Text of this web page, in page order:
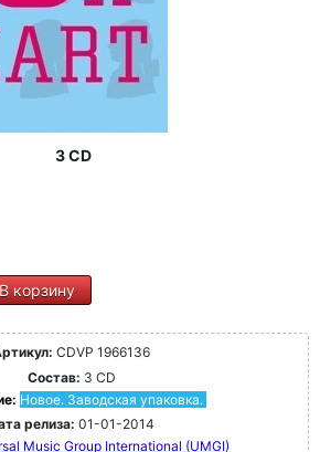
3 CD
корзину
CDVP 1966136
Состав: 3 CD
Новое. Заводская упаковка.
релиза: 01-01-2014
Music Group International (UMGI)